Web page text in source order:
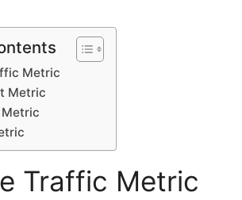
Metric
Metric
Metric
Traffic Metric